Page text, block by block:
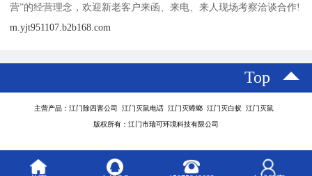
营”的经营理念，欢迎新老客户来函、来电、来人现场考察洽谈合作!
m.yjt951107.b2b168.com
Top
主营产品：江门除四害公司 江门灭鼠电话 江门灭蟑螂 江门灭白蚁 江门灭鼠
版权所有：江门市瑞可环境科技有限公司